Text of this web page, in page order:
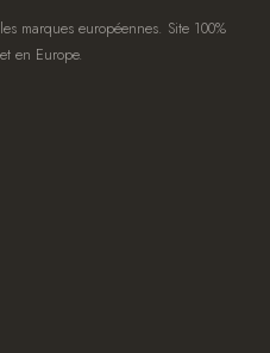
marques européennes. Site 100%
en Europe.